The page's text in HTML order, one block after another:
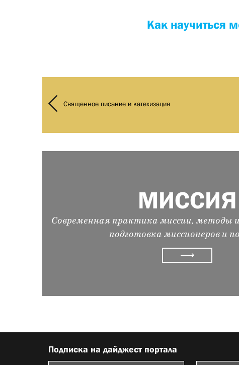
Как научиться
Священное писание и катехизация
МИССИЯ
Современная практика миссии, методы
подготовка миссионеров и
⟶
Подписка на дайджест портала